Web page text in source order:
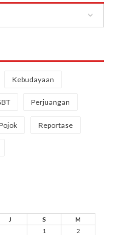
Kebudayaan
Perjuangan
Reportase
J S
M
1
2